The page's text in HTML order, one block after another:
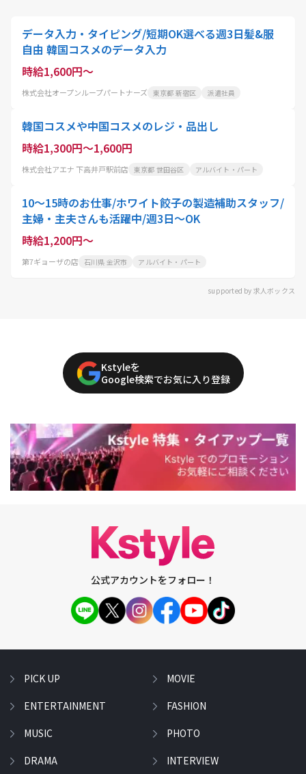
データ入力・タイピング/短期OK選べる週3日髪&服
自由 韓国コスメのデータ入力
時給1,600円～
株式会社オープンループパートナーズ 東京都 新宿区 派遣社員
韓国コスメや中国コスメのレジ・品出し
時給1,300円～1,600円
株式会社アエナ 下高井戸駅前店 東京都 世田谷区 アルバイト・パート
10～15時のお仕事/ホワイト餃子の製造補助スタッフ/
主婦・主夫さんも活躍中/週3日～OK
時給1,200円～
第7ギョーザの店 石川県 金沢市 アルバイト・パート
supported by 求人ボックス
Kstyleを
Google検索でお気に入り登録
公式アカウントをフォロー！
PICK UP
ENTERTAINMENT
MUSIC
DRAMA
MOVIE
FASHION
PHOTO
INTERVIEW